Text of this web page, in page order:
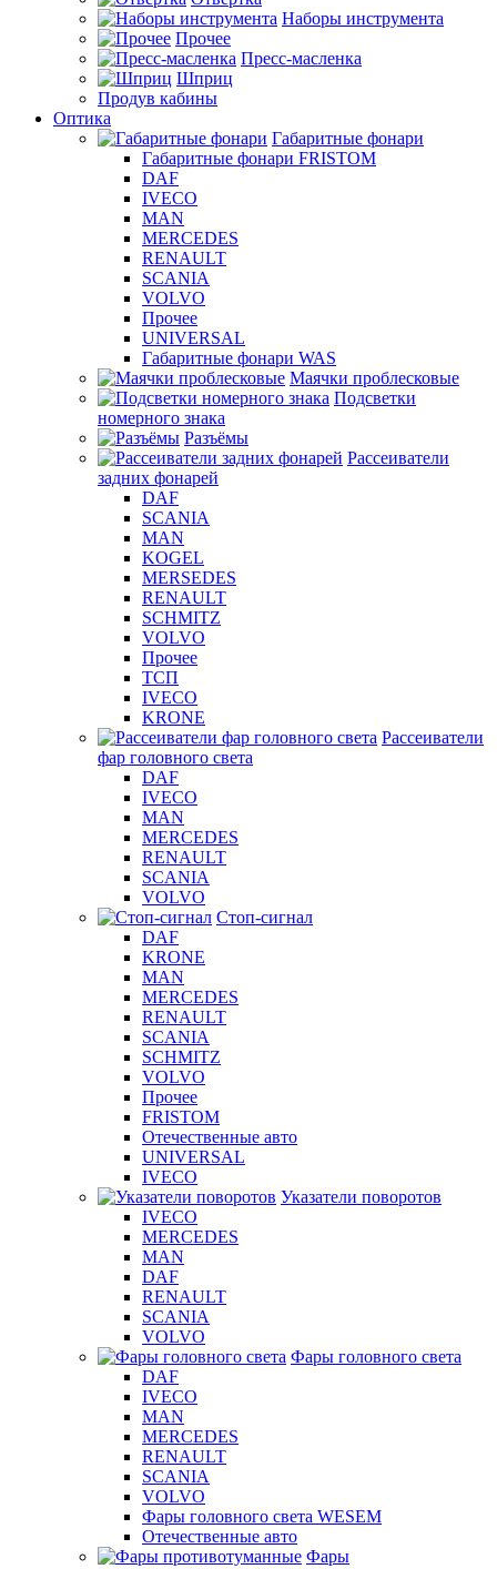
Наборы инструмента
Прочее
Пресс-масленка
Шприц
Продув кабины
Оптика
Габаритные фонари
Габаритные фонари FRISTOM
DAF
IVECO
MAN
MERCEDES
RENAULT
SCANIA
VOLVO
Прочее
UNIVERSAL
Габаритные фонари WAS
Маячки проблесковые
Подсветки
номерного знака
Разъёмы
Рассеиватели
задних фонарей
DAF
SCANIA
MAN
KOGEL
MERSEDES
RENAULT
SCHMITZ
VOLVO
Прочее
ТСП
IVECO
KRONE
Рассеиватели
фар головного света
DAF
IVECO
MAN
MERCEDES
RENAULT
SCANIA
VOLVO
Стоп-сигнал
DAF
KRONE
MAN
MERCEDES
RENAULT
SCANIA
SCHMITZ
VOLVO
Прочее
FRISTOM
Отечественные авто
UNIVERSAL
IVECO
Указатели поворотов
IVECO
MERCEDES
MAN
DAF
RENAULT
SCANIA
VOLVO
Фары головного света
DAF
IVECO
MAN
MERCEDES
RENAULT
SCANIA
VOLVO
Фары головного света WESEM
Отечественные авто
Фары